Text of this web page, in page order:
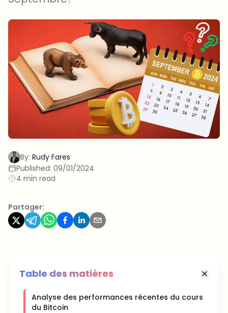
By: Rudy Fares
Published: 09/01/2024
4 min read
Partager:
Table des matières
Analyse des performances récentes du cours
du Bitcoin